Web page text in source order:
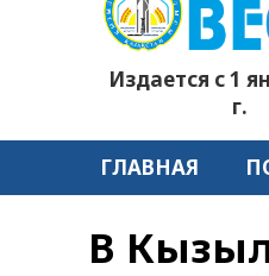
Издается с 1
г.
ГЛАВНАЯ
В